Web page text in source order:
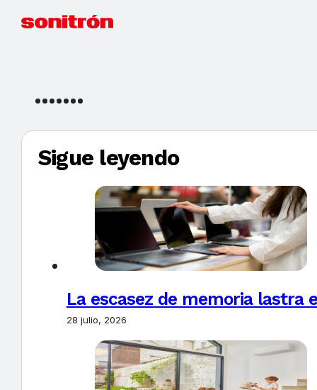
Sigue leyendo
La escasez de memoria lastra
28 julio, 2026